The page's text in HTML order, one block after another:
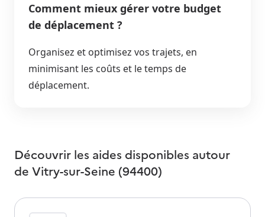
Comment mieux gérer votre budget
de déplacement ?
Organisez et optimisez vos trajets, en
minimisant les coûts et le temps de
déplacement.
Découvrir les aides disponibles autour
de Vitry-sur-Seine (94400)